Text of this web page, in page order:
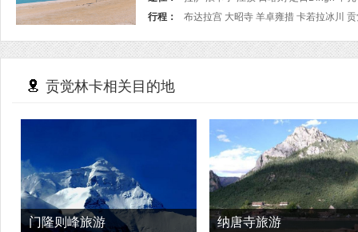
行程：
布达拉宫 大昭寺 羊卓雍措 卡若拉冰川
贡觉林卡相关目的地
门隆则峰旅游 纳唐寺旅游